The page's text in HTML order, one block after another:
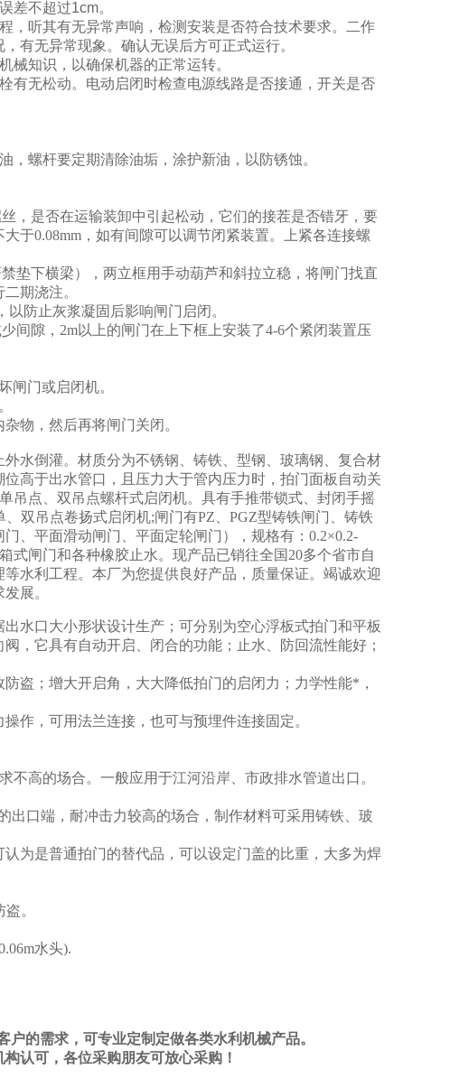
差不超过1cm。
，听其有无异常声响，检测安装是否符合技术要求。二作
有无异常现象。确认无误后方可正式运行。
械知识，以确保机器的正常运转。
有无松动。电动启闭时检查电源线路是否接通，开关是否
螺杆要定期清除油垢，涂护新油，以防锈蚀。
，是否在运输装卸中引起松动，它们的接茬是否错牙，要
于0.08mm，如有间隙可以调节闭紧装置。上紧各连接螺
垫下横梁），两立框用手动葫芦和斜拉立稳，将闸门找直
期浇注。
防止灰浆凝固后影响闸门启闭。
间隙，2m以上的闸门在上下框上安装了4-6个紧闭装置压
闸门或启闭机。
物，然后再将闸门关闭。
水倒灌。材质分为不锈钢、铸铁、型钢、玻璃钢、复合材
高于出水管口，且压力大于管内压力时，拍门面板自动关
吊点、双吊点螺杆式启闭机。具有手推带锁式、封闭手摇
双吊点卷扬式启闭机;闸门有PZ、PGZ型铸铁闸门、铸铁
、平面滑动闸门、平面定轮闸门），规格有：0.2×0.2-
式闸门和各种橡胶止水。现产品已销往全国20多个省市自
水利工程。本厂为您提供良好产品，质量保证。竭诚欢迎
展。
水口大小形状设计生产；可分别为空心浮板式拍门和平板
，它具有自动开启、闭合的功能；止水、防回流性能好；
盗；增大开启角，大大降低拍门的启闭力；力学性能*，
作，可用法兰连接，也可与预埋件连接固定。
高的场合。一般应用于江河沿岸、市政排水管道出口。
出口端，耐冲击力较高的场合，制作材料可采用铸铁、玻
为是普通拍门的替代品，可以设定门盖的比重，大多为焊
。
水头).
的需求，可专业定制定做各类水利机械产品。
认可，各位采购朋友可放心采购 ！